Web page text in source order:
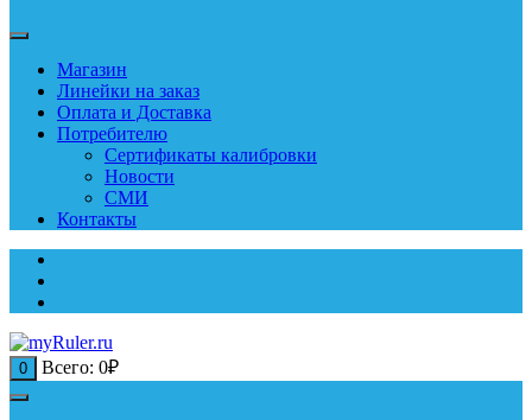
Магазин
Линейки на заказ
Оплата и Доставка
Потребителю
Сертификаты калибровки
Новости
СМИ
Контакты
0 Всего: 0₽